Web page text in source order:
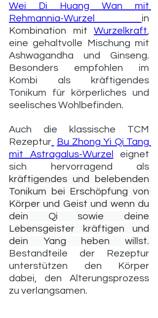
Wei Di Huang Wan mit
Rehmannia-Wurzel
in
Kombination mit Wurzelkraft
eine gehaltvolle Mischung mit
Ashwagandha und Ginseng.
Besonders empfohlen im
Kombi als kräftigendes
Tonikum für körperliches und
seelisches Wohlbefinden.
Auch die klassische TCM
Rezeptur
Bu Zhong Yi Qi Tang
mit Astragalus-Wurzel
eignet
kräftigendes und belebenden
Tonikum bei Erschöpfung von
Körper und Geist und wenn du
dein Qi sowie deine
Lebensgeister kräftigen und
Bestandteile der Rezeptur
unterstützen den Körper
dabei, den Alterungsprozess
zu verlangsamen.